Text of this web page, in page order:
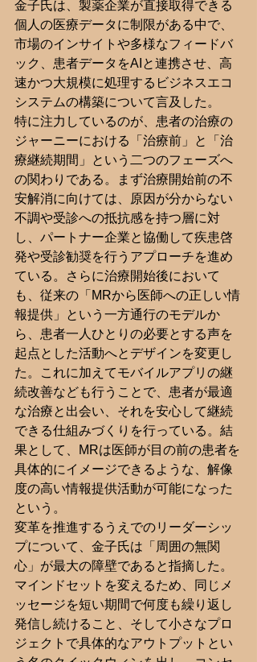
金子氏は、製薬企業が直接取得できる
個人の医療データに制限がある中で、
市場のインサイトや多様なフィードバ
ック、患者データをAIと連携させ、高
速かつ大規模に処理するビジネスエコ
システムの構築について言及した。
特に注力しているのが、患者の治療の
ジャーニーにおける「治療前」と「治
療継続期間」という二つのフェーズへ
の関わりである。まず治療開始前の不
安解消に向けては、原因が分からない
不調や受診への抵抗感を持つ層に対
し、パートナー企業と協働して疾患啓
発や受診勧奨を行うアプローチを進め
ている。さらに治療開始後において
も、従来の「MRから医師への正しい情
報提供」という一方通行のモデルか
ら、患者一人ひとりの必要とする声を
起点とした活動へとデザインを変更し
た。これに加えてモバイルアプリの継
続改善なども行うことで、患者が最適
な治療と出会い、それを安心して継続
できる仕組みづくりを行っている。結
果として、MRは医師が目の前の患者を
具体的にイメージできるような、解像
度の高い情報提供活動が可能になった
という。
変革を推進するうえでのリーダーシッ
プについて、金子氏は「周囲の無関
心」が最大の障壁であると指摘した。
マインドセットを変えるため、同じメ
ッセージを短い期間で何度も繰り返し
発信し続けること、そして小さなプロ
ジェクトで具体的なアウトプットとい